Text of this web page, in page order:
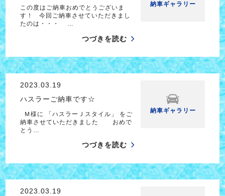
この度はご納車おめでとうございま
す！ 今回ご納車させていただきまし
たのは・・・ …
つづきを読む
納車ギャラリー
2023.03.19
ハスラーご納車です☆
Ｍ様に 「ハスラーＪスタイル」 をご
納車させていただきました おめで
とう…
つづきを読む
納車ギャラリー
2023.03.19